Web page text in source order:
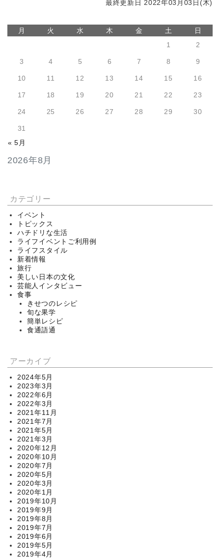
最終更新日 2022年03月03日(木)
2026年8月
月 火 水 木 金 土 日
« 5月
1 2
3 4 5 6 7 8 9
10 11 12 13 14 15 16
17 18 19 20 21 22 23
24 25 26 27 28 29 30
31
カテゴリー
イベント
トピックス
ハチドリな生活
ライフイベントご利用例
ライフスタイル
新着情報
旅行
美しい日本の文化
芸能人インタビュー
食事
きせつのレシピ
旬な果学
簡単レシピ
食通語通
アーカイブ
2024年5月
2023年3月
2022年6月
2022年3月
2021年11月
2021年7月
2021年5月
2021年3月
2020年12月
2020年10月
2020年7月
2020年5月
2020年3月
2020年1月
2019年10月
2019年9月
2019年8月
2019年7月
2019年6月
2019年5月
2019年4月